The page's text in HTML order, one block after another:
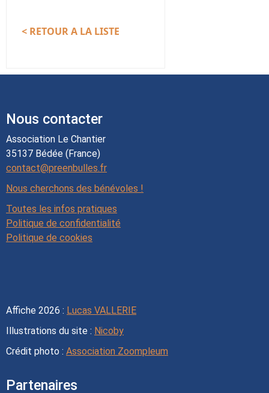
< RETOUR A LA LISTE
Nous contacter
Association Le Chantier
35137 Bédée (France)
contact@preenbulles.fr
Nous cherchons des bénévoles !
Toutes les infos pratiques
Politique de confidentialité
Politique de cookies
Affiche 2026 : Lucas VALLERIE
Illustrations du site : Nicoby
Crédit photo : Association Zoompleum
Partenaires